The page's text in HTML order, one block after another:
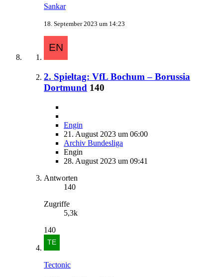
Sankar
18. September 2023 um 14:23
2. Spieltag: VfL Bochum – Borussia
Dortmund 140
Engin
21. August 2023 um 06:00
Archiv Bundesliga
Engin
28. August 2023 um 09:41
Antworten
140
Zugriffe
5,3k
140
Tectonic